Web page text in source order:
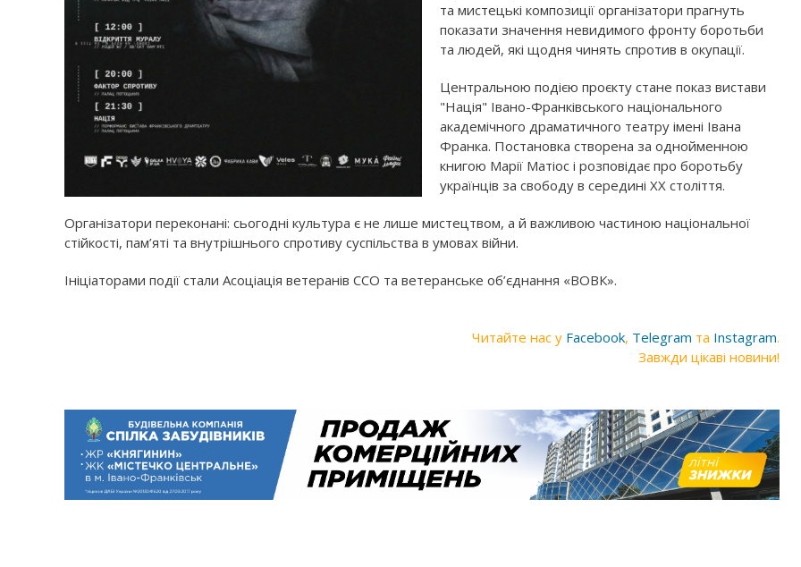
та мистецькі композиції організатори прагнуть
показати значення невидимого фронту боротьби
та людей, які щодня чинять спротив в окупації.
Центральною подією проєкту стане показ вистави
"Нація" Івано-Франківського національного
академічного драматичного театру імені Івана
Франка. Постановка створена за однойменною
книгою Марії Матіос і розповідає про боротьбу
українців за свободу в середині ХХ століття.
Організатори переконані: сьогодні культура є не лише мистецтвом, а й важливою частиною національної
стійкості, пам’яті та внутрішнього спротиву суспільства в умовах війни.
Ініціаторами події стали Асоціація ветеранів ССО та ветеранське об’єднання «ВОВК».
Читайте нас у Facebook, Telegram та Instagram.
Завжди цікаві новини!